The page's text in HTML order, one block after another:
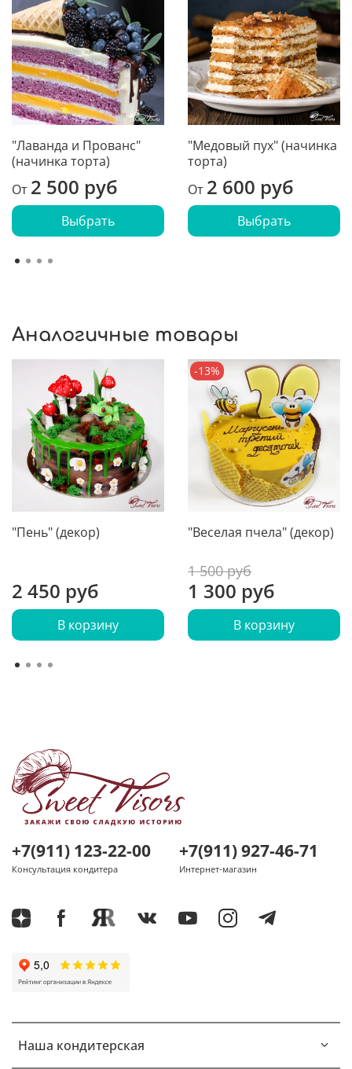
"Лаванда и Прованс"
(начинка торта)
От 2 500 руб
Выбрать
"Медовый пух" (начинка
торта)
От 2 600 руб
Выбрать
Аналогичные товары
"Пень" (декор)
2 450 руб
В корзину
-13%
"Веселая пчела" (декор)
1 500 руб
1 300 руб
В корзину
Наша кондитерская
+7(911) 123-22-00
Консультация кондитера
+7(911) 927-46-71
Интернет-магазин